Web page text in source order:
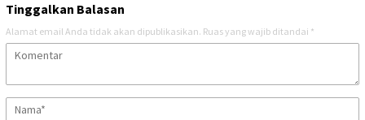
Tinggalkan Balasan
Alamat email Anda tidak akan dipublikasikan. Ruas yang wajib ditandai *